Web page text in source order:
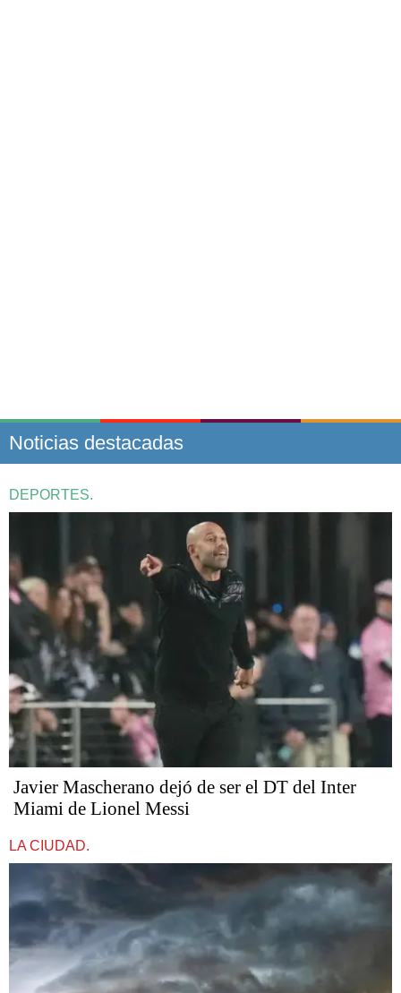
Noticias destacadas
DEPORTES.
Javier Mascherano dejó de ser el DT del Inter
Miami de Lionel Messi
LA CIUDAD.